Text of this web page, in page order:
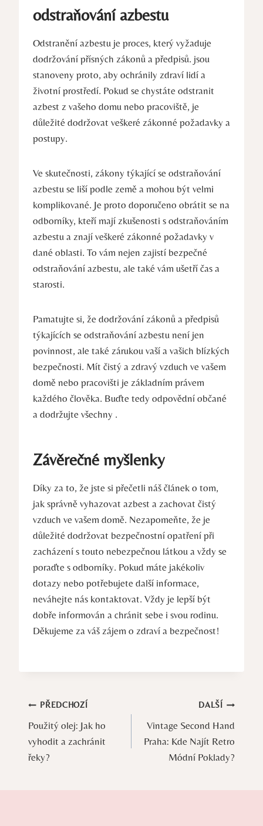
odstraňování⁣ azbestu
Odstranění azbestu je proces, který vyžaduje
dodržování přísných zákonů a předpisů. jsou
stanoveny‍ proto, aby ochránily zdraví lidí a
životní prostředí. Pokud se chystáte odstranit
azbest z ⁤vašeho domu nebo pracoviště, je
důležité dodržovat veškeré zákonné požadavky ‌a
postupy.
Ve skutečnosti, zákony týkající se odstraňování
azbestu ‌se liší podle země a mohou být ⁤velmi
komplikované. Je proto doporučeno ⁤obrátit se na
odborníky,‌ kteří mají zkušenosti s odstraňováním
azbestu‍ a znají veškeré zákonné požadavky ‍v
dané oblasti. To vám nejen zajistí bezpečné
odstraňování azbestu, ale⁢ také vám ⁣ušetří čas‌ a
starosti.
Pamatujte si, že dodržování zákonů a předpisů
týkajících se odstraňování azbestu ​není jen
povinnost, ale také zárukou vaší a vašich blízkých
bezpečnosti. Mít čistý a ⁣zdravý vzduch ve vašem
domě nebo pracovišti je základním právem
každého člověka. Buďte tedy odpovědní občané
a dodržujte všechny .
Závěrečné myšlenky
Díky za to, že jste si přečetli náš článek o tom,
jak správně vyhazovat azbest⁤ a ⁣zachovat čistý
vzduch ⁤ve vašem⁢ domě. Nezapomeňte, že je
důležité dodržovat bezpečnostní‍ opatření při
zacházení s ​touto nebezpečnou ‌látkou a vždy se
poraďte ⁢s odborníky. Pokud máte jakékoliv
dotazy nebo potřebujete další ‍informace,
neváhejte nás kontaktovat. Vždy ⁤je lepší být
dobře informován a chránit sebe i svou​ rodinu.
Děkujeme ⁢za ​váš zájem o zdraví a bezpečnost!
Navigace
pro
příspěvek
PŘEDCHOZÍ
Použitý olej: Jak ho
vyhodit a zachránit
řeky?
DALŠÍ
Vintage Second Hand
Praha: Kde Najít Retro
Módní Poklady?